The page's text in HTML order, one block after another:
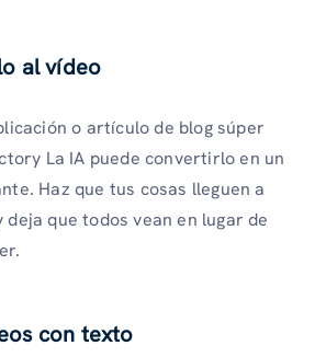
al vídeo
o artículo de blog súper
La IA puede convertirlo en un
Haz que tus cosas lleguen a
deja que todos vean en lugar de
con texto